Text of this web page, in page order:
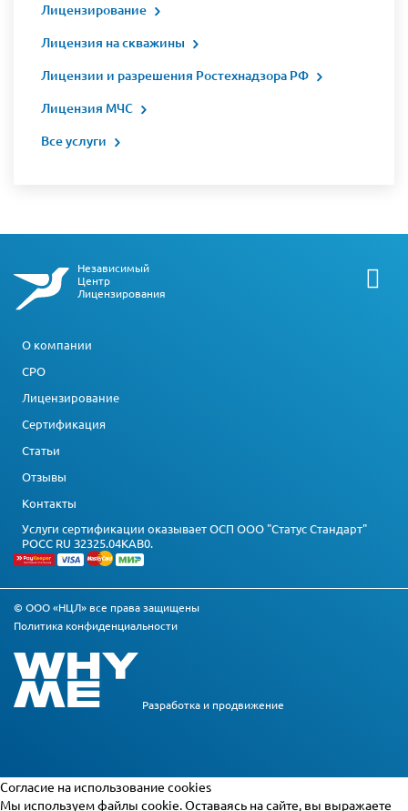
Лицензирование
Лицензия на скважины
Лицензии и разрешения Ростехнадзора РФ
Лицензия МЧС
Все услуги
Независимый
Центр
Лицензирования
О компании
СРО
Лицензирование
Сертификация
Статьи
Отзывы
Контакты
Услуги сертификации оказывает ОСП ООО "Статус Стандарт"
РОСС RU З2325.04КАВ0.
© ООО «НЦЛ» все права защищены
Политика конфиденциальности
Разработка и продвижение
Cогласие на использование cookies
Мы используем файлы cookie. Оставаясь на сайте, вы выражаете